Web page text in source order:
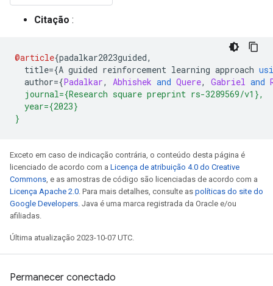
Citação :
@article{padalkar2023guided,
title={A guided reinforcement learning approach
author={Padalkar, Abhishek and Quere, Gabriel and
journal={Research square preprint rs-3289569/v1},
year={2023}
}
Exceto em caso de indicação contrária, o conteúdo desta página é
licenciado de acordo com a Licença de atribuição 4.0 do Creative
Commons, e as amostras de código são licenciadas de acordo com a
Licença Apache 2.0. Para mais detalhes, consulte as políticas do site do
Google Developers. Java é uma marca registrada da Oracle e/ou
afiliadas.
Última atualização 2023-10-07 UTC.
Permanecer conectado